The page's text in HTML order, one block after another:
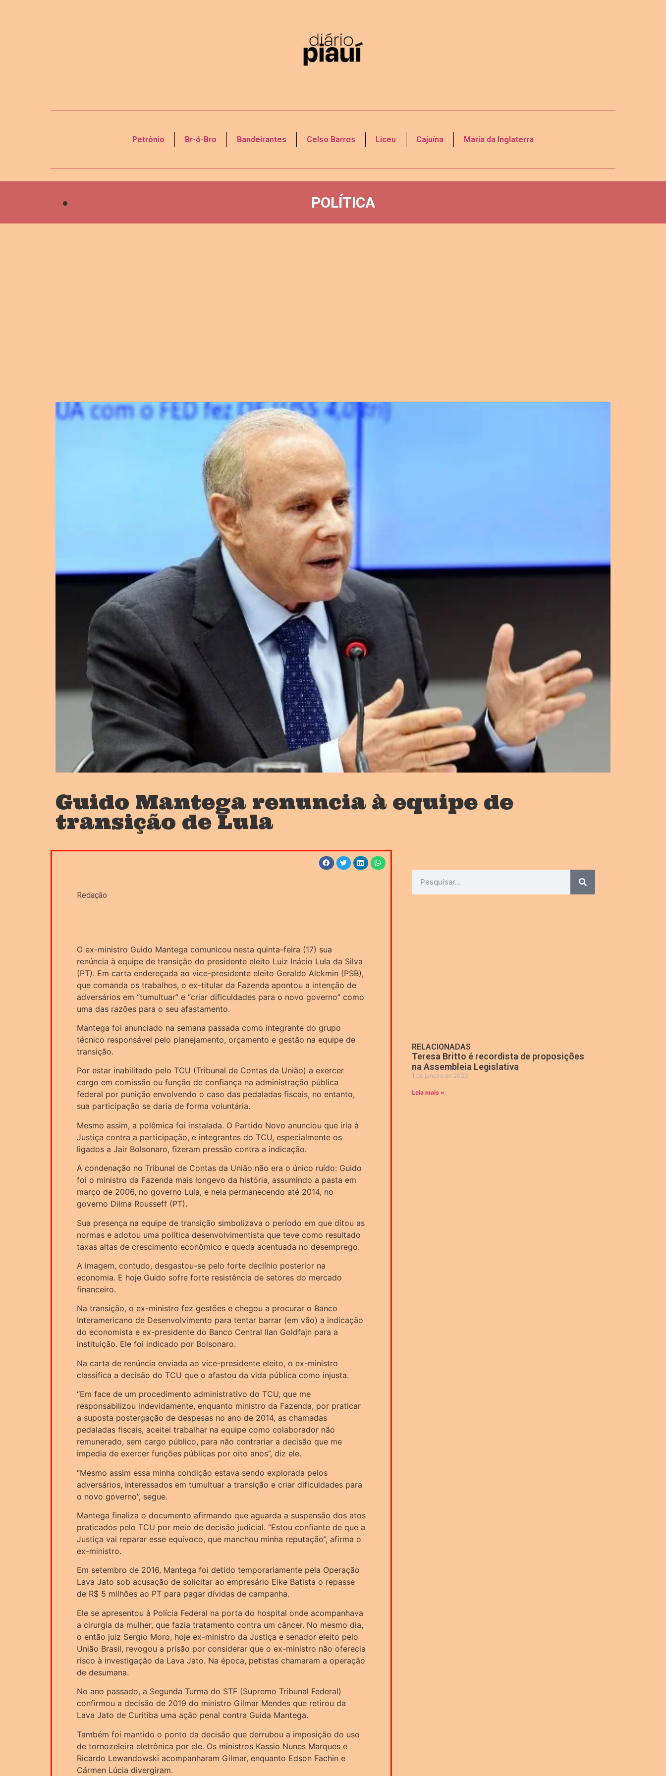
Petrônio Br-ó-Bro Bandeirantes Celso Barros Liceu Cajuína Maria da Inglaterra
POLÍTICA
Guido Mantega renuncia à equipe de
transição de Lula
Redação
O ex-ministro Guido Mantega comunicou nesta quinta-feira (17) sua
renúncia à equipe de transição do presidente eleito Luiz Inácio Lula da Silva
(PT). Em carta endereçada ao vice-presidente eleito Geraldo Alckmin (PSB),
que comanda os trabalhos, o ex-titular da Fazenda apontou a intenção de
adversários em “tumultuar” e “criar dificuldades para o novo governo” como
uma das razões para o seu afastamento.
Mantega foi anunciado na semana passada como integrante do grupo
técnico responsável pelo planejamento, orçamento e gestão na equipe de
transição.
Por estar inabilitado pelo TCU (Tribunal de Contas da União) a exercer
cargo em comissão ou função de confiança na administração pública
federal por punição envolvendo o caso das pedaladas fiscais, no entanto,
sua participação se daria de forma voluntária.
Mesmo assim, a polêmica foi instalada. O Partido Novo anunciou que iria à
Justiça contra a participação, e integrantes do TCU, especialmente os
ligados a Jair Bolsonaro, fizeram pressão contra a indicação.
A condenação no Tribunal de Contas da União não era o único ruído: Guido
foi o ministro da Fazenda mais longevo da história, assumindo a pasta em
março de 2006, no governo Lula, e nela permanecendo até 2014, no
governo Dilma Rousseff (PT).
Sua presença na equipe de transição simbolizava o período em que ditou as
normas e adotou uma política desenvolvimentista que teve como resultado
taxas altas de crescimento econômico e queda acentuada no desemprego.
A imagem, contudo, desgastou-se pelo forte declínio posterior na
economia. E hoje Guido sofre forte resistência de setores do mercado
financeiro.
Na transição, o ex-ministro fez gestões e chegou a procurar o Banco
Interamericano de Desenvolvimento para tentar barrar (em vão) a indicação
do economista e ex-presidente do Banco Central Ilan Goldfajn para a
instituição. Ele foi indicado por Bolsonaro.
Na carta de renúncia enviada ao vice-presidente eleito, o ex-ministro
classifica a decisão do TCU que o afastou da vida pública como injusta.
“Em face de um procedimento administrativo do TCU, que me
responsabilizou indevidamente, enquanto ministro da Fazenda, por praticar
a suposta postergação de despesas no ano de 2014, as chamadas
pedaladas fiscais, aceitei trabalhar na equipe como colaborador não
remunerado, sem cargo público, para não contrariar a decisão que me
impedia de exercer funções públicas por oito anos”, diz ele.
“Mesmo assim essa minha condição estava sendo explorada pelos
adversários, interessados em tumultuar a transição e criar dificuldades para
o novo governo”, segue.
Mantega finaliza o documento afirmando que aguarda a suspensão dos atos
praticados pelo TCU por meio de decisão judicial. “Estou confiante de que a
Justiça vai reparar esse equívoco, que manchou minha reputação”, afirma o
ex-ministro.
Em setembro de 2016, Mantega foi detido temporariamente pela Operação
Lava Jato sob acusação de solicitar ao empresário Eike Batista o repasse
de R$ 5 milhões ao PT para pagar dívidas de campanha.
Ele se apresentou à Polícia Federal na porta do hospital onde acompanhava
a cirurgia da mulher, que fazia tratamento contra um câncer. No mesmo dia,
o então juiz Sergio Moro, hoje ex-ministro da Justiça e senador eleito pelo
União Brasil, revogou a prisão por considerar que o ex-ministro não oferecia
risco à investigação da Lava Jato. Na época, petistas chamaram a operação
de desumana.
No ano passado, a Segunda Turma do STF (Supremo Tribunal Federal)
confirmou a decisão de 2019 do ministro Gilmar Mendes que retirou da
Lava Jato de Curitiba uma ação penal contra Guida Mantega.
Também foi mantido o ponto da decisão que derrubou a imposição do uso
de tornozeleira eletrônica por ele. Os ministros Kassio Nunes Marques e
Ricardo Lewandowski acompanharam Gilmar, enquanto Edson Fachin e
Cármen Lúcia divergiram.
RELACIONADAS
Teresa Britto é recordista de proposições
na Assembleia Legislativa
1 de janeiro de 2020
Leia mais »